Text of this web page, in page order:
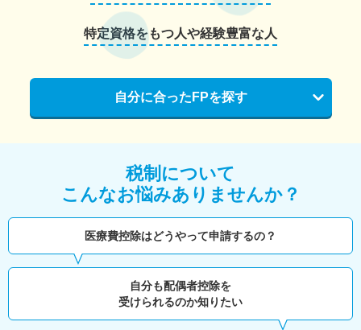
特定資格をもつ人や経験豊富な人
自分に合ったFPを探す
税制について
こんなお悩みありませんか？
医療費控除はどうやって申請するの？
自分も配偶者控除を
受けられるのか知りたい